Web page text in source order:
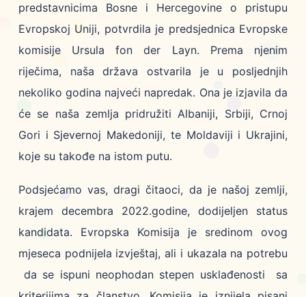
predstavnicima Bosne i Hercegovine o pristupu
Evropskoj Uniji, potvrdila je predsjednica Evropske
komisije Ursula fon der Layn. Prema njenim
riječima, naša država ostvarila je u posljednjih
nekoliko godina najveći napredak. Ona je izjavila da
će se naša zemlja pridružiti Albaniji, Srbiji, Crnoj
Gori i Sjevernoj Makedoniji, te Moldaviji i Ukrajini,
koje su takođe na istom putu.
Podsjećamo vas, dragi čitaoci, da je našoj zemlji,
krajem decembra 2022.godine, dodijeljen status
kandidata. Evropska Komisija je sredinom ovog
mjeseca podnijela izvještaj, ali i ukazala na potrebu
da se ispuni neophodan stepen usklađenosti sa